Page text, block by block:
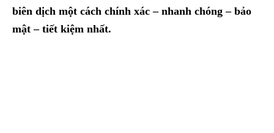
biên dịch một cách chính xác – nhanh chóng – bảo
mật – tiết kiệm nhất.